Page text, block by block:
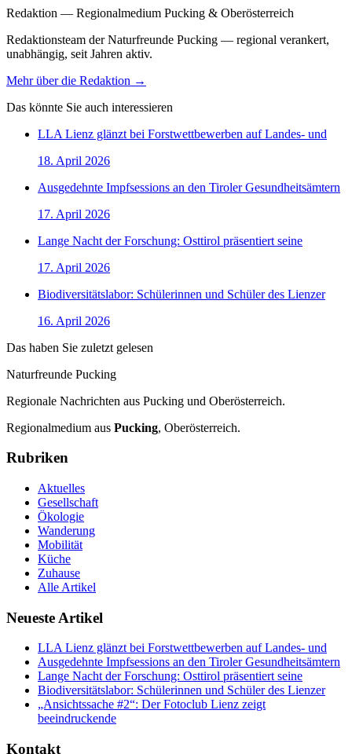
Redaktion — Regionalmedium Pucking & Oberösterreich
Redaktionsteam der Naturfreunde Pucking — regional verankert,
unabhängig, seit Jahren aktiv.
Mehr über die Redaktion →
Das könnte Sie auch interessieren
LLA Lienz glänzt bei Forstwettbewerben auf Landes- und
18. April 2026
Ausgedehnte Impfsessions an den Tiroler Gesundheitsämtern
17. April 2026
Lange Nacht der Forschung: Osttirol präsentiert seine
17. April 2026
Biodiversitätslabor: Schülerinnen und Schüler des Lienzer
16. April 2026
Das haben Sie zuletzt gelesen
Naturfreunde Pucking
Regionale Nachrichten aus Pucking und Oberösterreich.
Regionalmedium aus Pucking, Oberösterreich.
Rubriken
Aktuelles
Gesellschaft
Ökologie
Wanderung
Mobilität
Küche
Zuhause
Alle Artikel
Neueste Artikel
LLA Lienz glänzt bei Forstwettbewerben auf Landes- und
Ausgedehnte Impfsessions an den Tiroler Gesundheitsämtern
Lange Nacht der Forschung: Osttirol präsentiert seine
Biodiversitätslabor: Schülerinnen und Schüler des Lienzer
„Ansichtssache #2“: Der Fotoclub Lienz zeigt
beeindruckende
Kontakt